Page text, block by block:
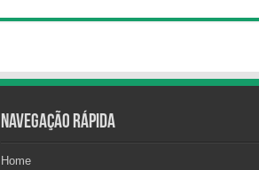
Navegação Rápida
Home